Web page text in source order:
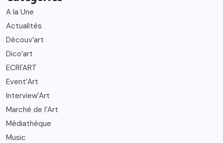
A la Une
Actualités
Découv’art
Dico’art
ECRI'ART
Event’Art
Interview’Art
Marché de l’Art
Médiathèque
Music